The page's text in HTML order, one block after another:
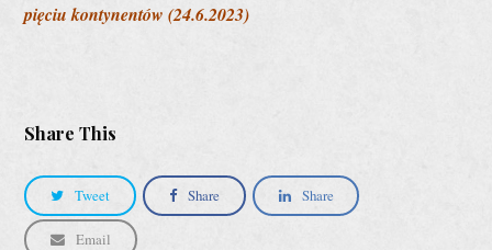
pięciu kontynentów (24.6.2023)
Share This
Tweet Share Share
Email